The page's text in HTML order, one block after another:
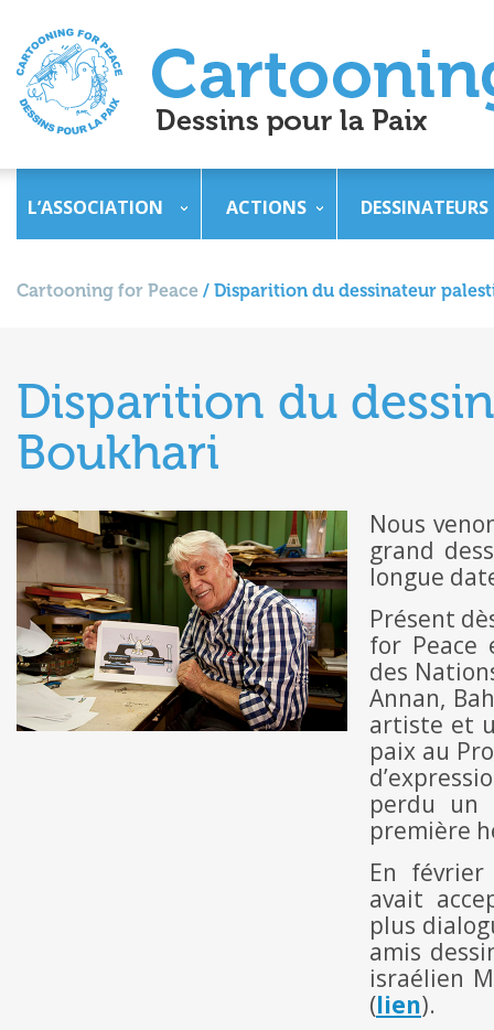
L’ASSOCIATION ACTIONS DESSINATEURS
Cartooning for Peace / Disparition du dessinateur
Disparition du
Boukhari
Nous
grand
longue
Présent
for Peace
des
Annan,
artiste et
paix au
perdu un
première
En
avait
plus
amis
israélien
(lien).